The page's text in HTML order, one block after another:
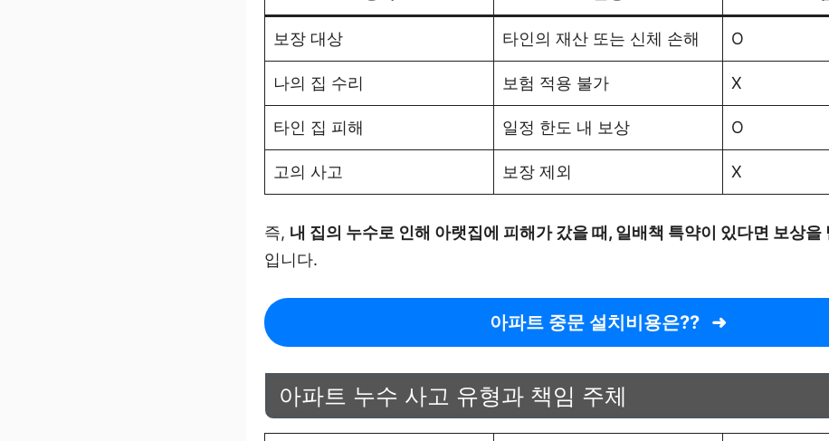
보장 대상 타인의 재산 또는 신체 손해 O
나의 집 수리 보험 적용 불가 X
타인 집 피해 일정 한도 내 보상 O
고의 사고 보장 제외 X
즉, 내 집의 누수로 인해 아랫집에 피해가 갔을 때, 일배책 특약이 있다면 보상을
입니다.
아파트 중문 설치비용은??
아파트 누수 사고 유형과 책임 주체